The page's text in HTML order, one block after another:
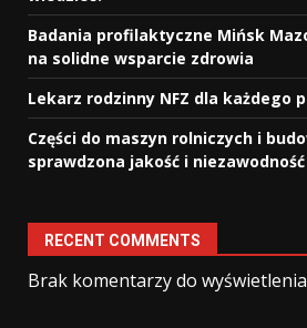
Badania profilaktyczne Mińsk
na solidne wsparcie zdrowia
Lekarz rodzinny NFZ dla każdego
Części do maszyn rolniczych i
sprawdzona jakość i niezawodność
RECENT COMMENTS
Brak komentarzy do